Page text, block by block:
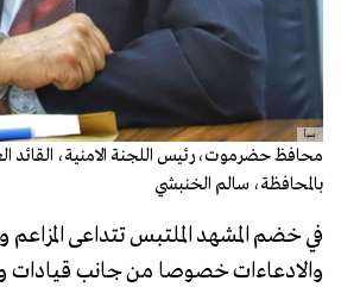
سبأ
محافظ حضرموت، رئيس اللجنة الامنية، القائد
بالمحافظة، سالم الخنبشي
في خضم المشهد الملتبس تتداعى المزاعم
والادعاءات خصوصا من جانب قيادات